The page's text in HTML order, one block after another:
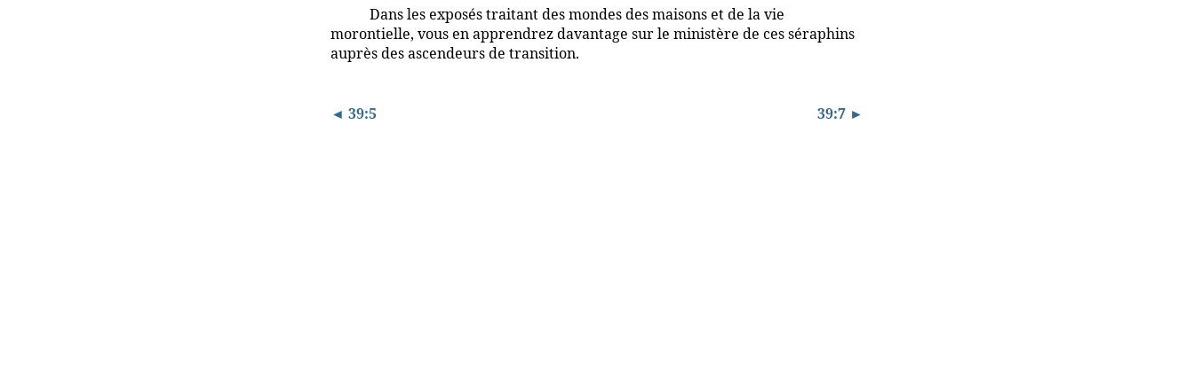
Dans les exposés traitant des mondes des maisons et de la vie
morontielle, vous en apprendrez davantage sur le ministère de ces séraphins
auprès des ascendeurs de transition.
◄ 39:5 39:7 ►